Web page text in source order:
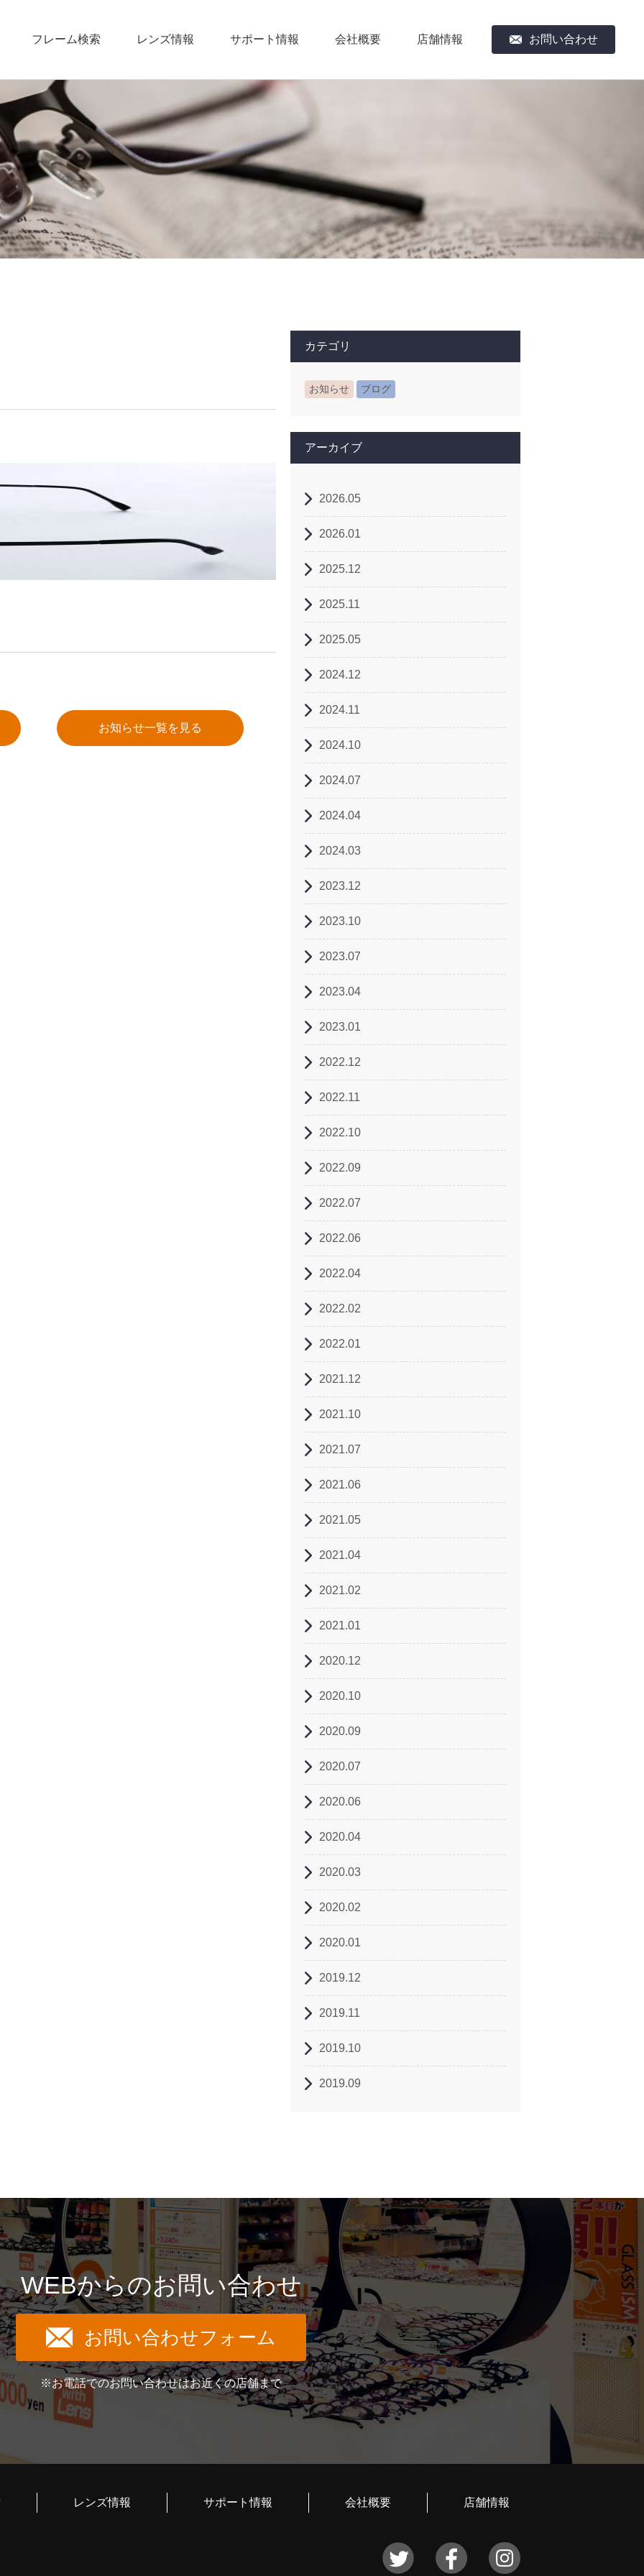
フレーム検索 レンズ情報 サポート情報 会社概要 店舗情報 お問い合わせ
お知らせ一覧を見る
カテゴリ
お知らせ ブログ
アーカイブ
2026.05
2026.01
2025.12
2025.11
2025.05
2024.12
2024.11
2024.10
2024.07
2024.04
2024.03
2023.12
2023.10
2023.07
2023.04
2023.01
2022.12
2022.11
2022.10
2022.09
2022.07
2022.06
2022.04
2022.02
2022.01
2021.12
2021.10
2021.07
2021.06
2021.05
2021.04
2021.02
2021.01
2020.12
2020.10
2020.09
2020.07
2020.06
2020.04
2020.03
2020.02
2020.01
2019.12
2019.11
2019.10
2019.09
WEBからのお問い合わせ
お問い合わせフォーム
※お電話でのお問い合わせはお近くの店舗まで
レンズ情報 サポート情報 会社概要 店舗情報